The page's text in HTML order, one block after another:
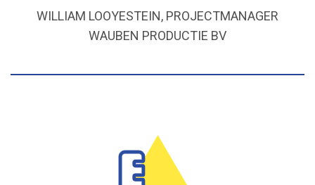
WILLIAM LOOYESTEIN, PROJECTMANAGER
WAUBEN PRODUCTIE BV